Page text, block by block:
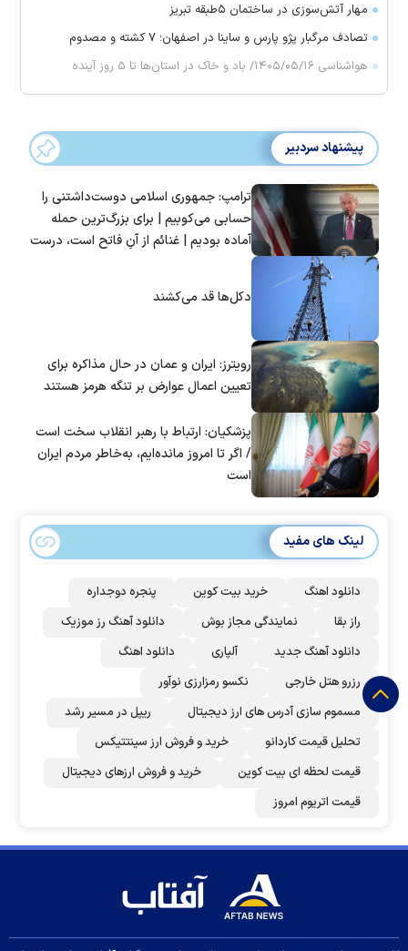
مهار آتش‌سوزی در ساختمان ۵‌طبقه تبریز
تصادف مرگبار پژو پارس و ساینا در اصفهان؛ ۷ کشته و مصدوم
هواشناسی ۱۴۰۵/۰۵/۱۶/ باد و خاک در استان‌ها تا ۵ روز آینده
پیشنهاد سردبیر
ترامپ: جمهوری اسلامی دوست‌داشتنی را
حسابی می‌کوبیم | برای بزرگ‌ترین حمله
آماده بودیم | غنائم از آنِ فاتح است، درست
دکل‌ها قد می‌کشند
رویترز: ایران و عمان در حال مذاکره برای
تعیین اعمال عوارض بر تنگه هرمز هستند
پزشکیان: ارتباط با رهبر انقلاب سخت است
/ اگر تا امروز مانده‌ایم، به‌خاطر مردم ایران
است
لینک های مفید
دانلود اهنگ خرید بیت کوین
پنجره دوجداره
راز بقا
نمایندگی مجاز بوش
دانلود آهنگ رز‌ موزیک
دانلود آهنگ جدید
آلپاری
دانلود اهنگ
رزرو هتل خارجی
نکسو رمزارزی نوآور
مسموم سازی آدرس های ارز دیجیتال
ریپل در مسیر رشد
تحلیل قیمت کاردانو
خرید و فروش ارز سینتتیکس
قیمت لحظه ای بیت کوین
خرید و فروش ارزهای دیجیتال
قیمت اتریوم امروز